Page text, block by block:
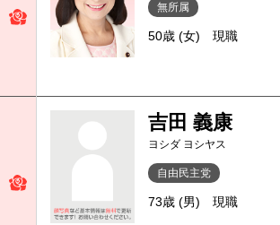
無所属
50歳 (女) 現職
吉田 義康
ヨシダ ヨシヤス
自由民主党
73歳 (男) 現職